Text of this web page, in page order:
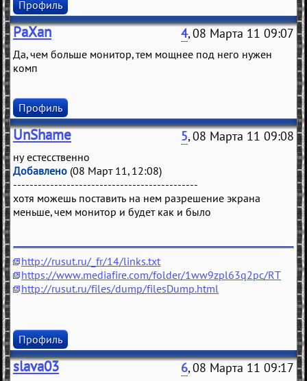
Профиль
PaXan 4, 08 Марта 11 09:07
Да, чем больше монитор, тем мощнее под него нужен
комп
Профиль
UnShame 5, 08 Марта 11 09:08
ну естесственно
Добавлено (08 Март 11, 12:08)
---------------------------------------------
хотя можешь поставить на нем разрешение экрана
меньше, чем монитор и будет как и было
http://rusut.ru/_fr/14/links.txt
https://www.mediafire.com/folder/1ww9zpl63q2pc/RT
http://rusut.ru/files/dump/filesDump.html
Профиль
slava03 6, 08 Марта 11 09:17